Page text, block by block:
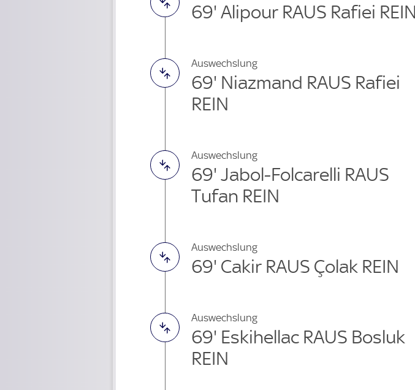
69' Alipour RAUS Rafiei REIN
Auswechslung
69' Niazmand RAUS Rafiei
REIN
Auswechslung
69' Jabol-Folcarelli RAUS
Tufan REIN
Auswechslung
69' Cakir RAUS Çolak REIN
Auswechslung
69' Eskihellac RAUS Bosluk
REIN